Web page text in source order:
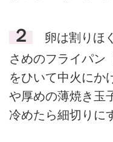
２
卵は割りほ
さめのフライパン
をひいて中火にか
や厚めの薄焼き玉
冷めたら細切りに